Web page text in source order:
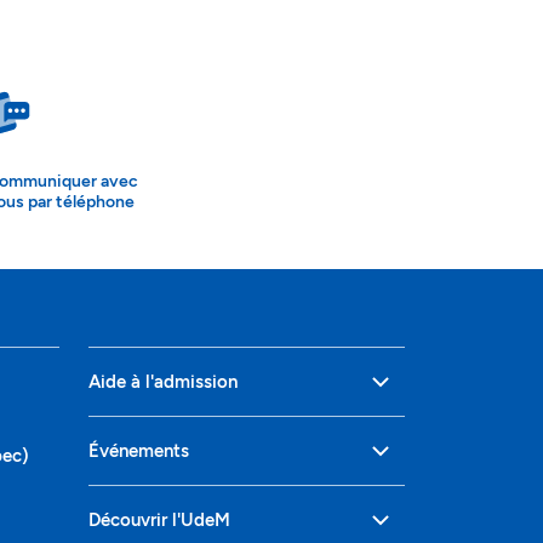
avec
par téléphone
Aide à l'admission
Événements
Découvrir l'UdeM